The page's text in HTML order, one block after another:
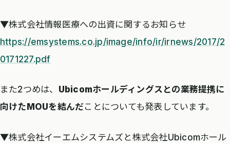
▼株式会社情報医療への出資に関するお知らせ
https://emsystems.co.jp/image/info/ir/irnews/2017/2
0171227.pdf
また2つめは、 Ubicomホールディングスとの業務提携に
向けたMOUを結んだことについても発表しています。
▼株式会社イーエムシステムズと株式会社Ubicomホール